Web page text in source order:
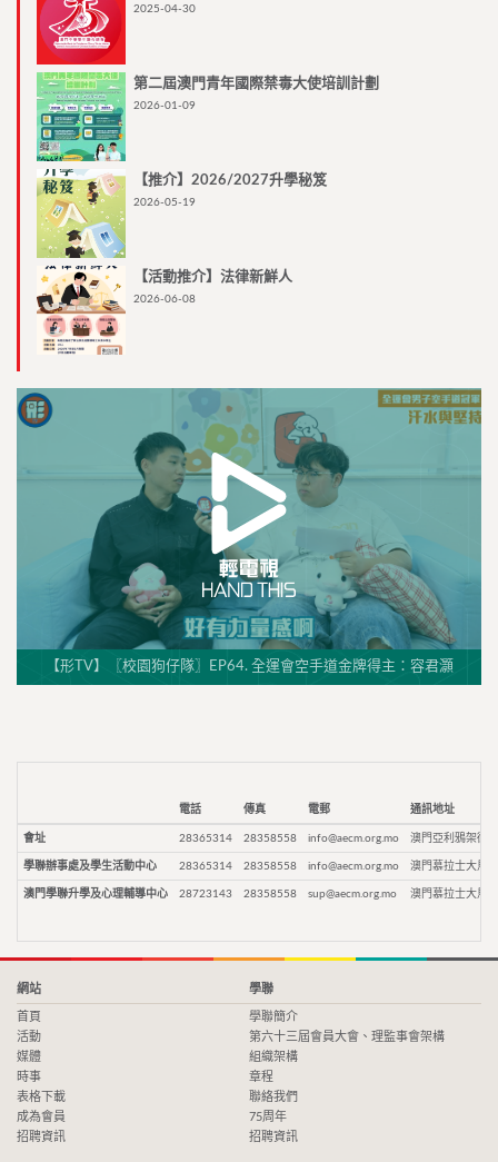
2025-04-30
第二屆澳門青年國際禁毒大使培訓計劃
2026-01-09
【推介】2026/2027升學秘笈
2026-05-19
【活動推介】法律新鮮人
2026-06-08
【形TV】〖校園狗仔隊〗EP64. 全運會空手道金牌得主：容君灝
電話 傳真 電郵 通訊地址
會址 28365314 28358558 info@aecm.org.mo 澳門亞利鴉架街9
學聯辦事處及學生活動中心 28365314 28358558 info@aecm.org.mo 澳門慕拉士大馬
澳門學聯升學及心理輔導中心 28723143 28358558 sup@aecm.org.mo 澳門慕拉士大馬
網站
首頁
活動
媒體
時事
表格下載
成為會員
招聘資訊
學聯
學聯簡介
第六十三屆會員大會、理監事會架構
組織架構
章程
聯絡我們
75周年
招聘資訊